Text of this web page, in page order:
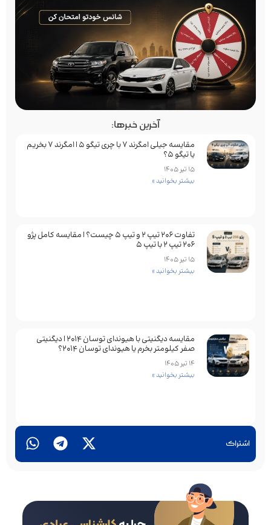
اشتراک
آخرین خبرها:
مقایسه جیلی امگرند 7 با چری تیگو 5 | امگرند 7 بخریم
یا تیگو 5؟
15 تیر 1405
بیشتر بخوانید »
تفاوت ۲۰۶ تیپ ۲ و تیپ ۵ چیست؟ | مقایسه کامل پژو
۲۰۶ تیپ ۲ با تیپ ۵
15 تیر 1405
بیشتر بخوانید »
مقایسه دیگنیتی با هیوندای توسان 2014 | دیگنیتی
صفر کیلومتر بخرم یا هیوندای توسان 2014؟
14 تیر 1405
بیشتر بخوانید »